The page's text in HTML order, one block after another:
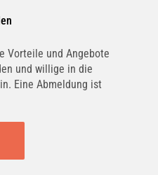
Vorteile und Angebote
und willige in die
Eine Abmeldung ist